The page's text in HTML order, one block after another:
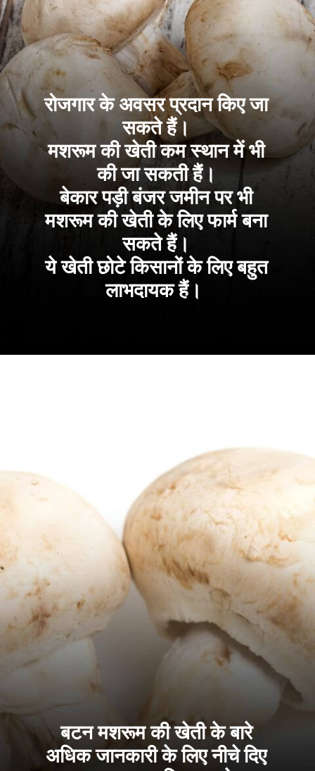
रोजगार के अवसर प्रदान किए जा
सकते हैं।
मशरूम की खेती कम स्थान में भी
की जा सकती हैं।
बेकार पड़ी बंजर जमीन पर भी
मशरूम की खेती के लिए फार्म बना
सकते हैं।
ये खेती छोटे किसानों के लिए बहुत
लाभदायक हैं।
बटन मशरूम की खेती के बारे
अधिक जानकारी के लिए नीचे दिए